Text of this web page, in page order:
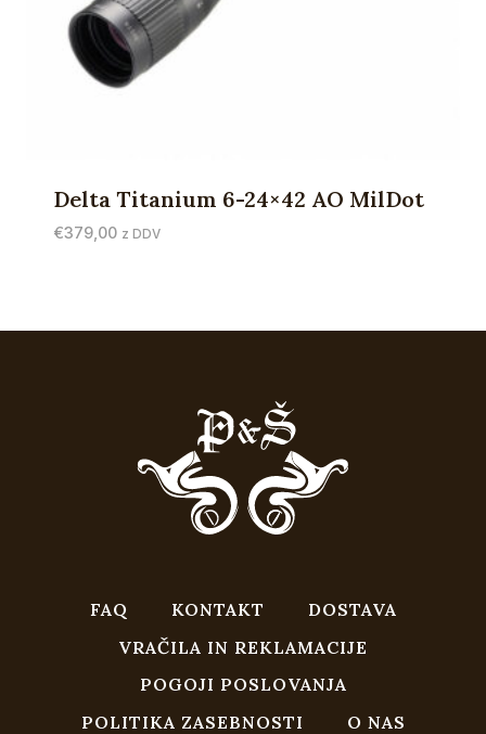
Delta Titanium 6-24×42 AO MilDot
€379,00 z DDV
FAQ KONTAKT
DOSTAVA
VRAČILA IN REKLAMACIJE
POGOJI POSLOVANJA
POLITIKA ZASEBNOSTI
O NAS